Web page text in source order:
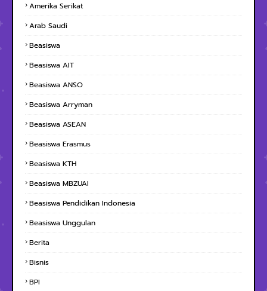
Amerika Serikat
Arab Saudi
Beasiswa
Beasiswa AIT
Beasiswa ANSO
Beasiswa Arryman
Beasiswa ASEAN
Beasiswa Erasmus
Beasiswa KTH
Beasiswa MBZUAI
Beasiswa Pendidikan Indonesia
Beasiswa Unggulan
Berita
Bisnis
BPI